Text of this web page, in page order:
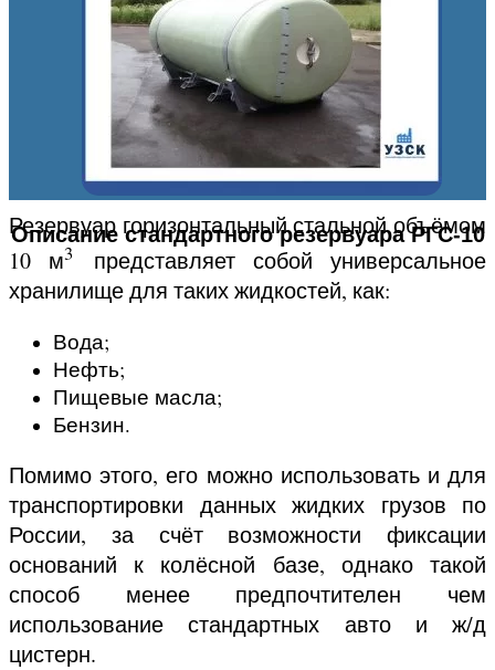
Описание стандартного резервуара РГС-10
Резервуар горизонтальный стальной объёмом
10 м3
представляет собой универсальное
хранилище для таких жидкостей, как:
Вода;
Нефть;
Пищевые масла;
Бензин.
Помимо этого, его можно использовать и для
транспортировки данных жидких грузов по
России, за счёт возможности фиксации
оснований к колёсной базе, однако такой
способ менее предпочтителен чем
использование стандартных авто и ж/д
цистерн.